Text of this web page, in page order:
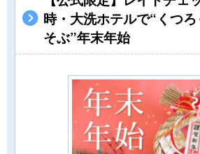
時・大洗ホテルで“くつ
そぶ”年末年始